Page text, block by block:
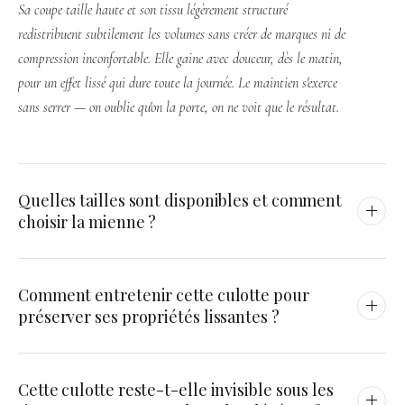
Sa coupe taille haute et son tissu légèrement structuré
redistribuent subtilement les volumes sans créer de marques ni de
compression inconfortable. Elle gaine avec douceur, dès le matin,
pour un effet lissé qui dure toute la journée. Le maintien s'exerce
sans serrer — on oublie qu'on la porte, on ne voit que le résultat.
Quelles tailles sont disponibles et comment
choisir la mienne ?
passant par le L (FR 42), XL (FR 44) et XXL (FR 46). Pour un
effet lissant optimal, choisissez votre taille habituelle : une taille
deux tailles, notre équipe est disponible pour vous conseiller.
Comment entretenir cette culotte pour
préserver ses propriétés lissantes ?
ou un lavage à la main pour encore plus de précaution. Évitez
Cette culotte reste-t-elle invisible sous les